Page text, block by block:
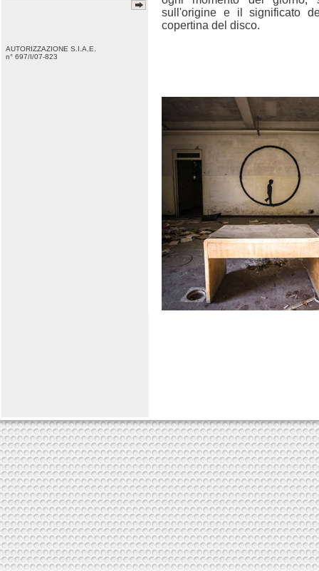
AUTORIZZAZIONE S.I.A.E.
n° 697/I/07-823
sull'origine e il significato
copertina del disco.